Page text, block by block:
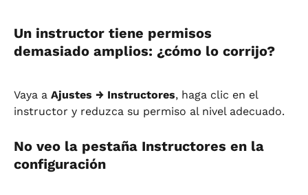
Un instructor tiene permisos
demasiado amplios: ¿cómo lo corrijo?
Vaya a Ajustes → Instructores, haga clic en el
instructor y reduzca su permiso al nivel adecuado.
No veo la pestaña Instructores en la
configuración